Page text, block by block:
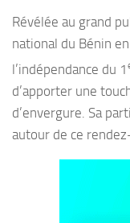
Révélée au grand
national du Bénin
l’indépendance du 1
d’apporter une
d’envergure. Sa
autour de ce